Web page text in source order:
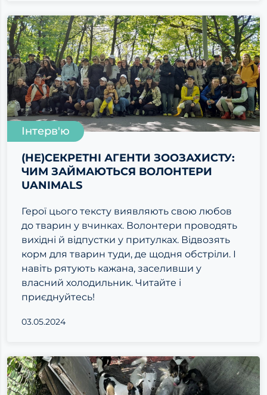
Інтерв'ю
(НЕ)СЕКРЕТНІ АГЕНТИ ЗООЗАХИСТУ:
ЧИМ ЗАЙМАЮТЬСЯ ВОЛОНТЕРИ
UANIMALS
Герої цього тексту виявляють свою любов
до тварин у вчинках. Волонтери проводять
вихідні й відпустки у притулках. Відвозять
корм для тварин туди, де щодня обстріли. І
навіть рятують кажана, заселивши у
власний холодильник. Читайте і
приєднуйтесь!
03.05.2024